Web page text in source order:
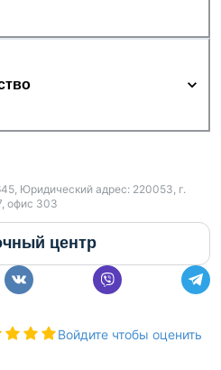
Юридический адрес: 220053, г.
офис 303
центр
Войдите чтобы оценить